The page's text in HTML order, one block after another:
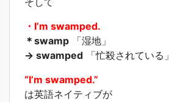
・I’m swamped.
＊swamp 「湿地」
→ swamped 「忙殺されている」
“I’m swamped.”
は英語ネイティブが